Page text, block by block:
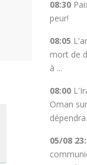
08:30
peur!
08:05
mort de
à ...
08:00
Oman
dépendra
05/08